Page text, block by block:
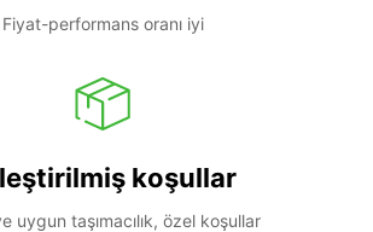
Fiyat-performans oranı iyi
koşullar
uygun taşımacılık, özel koşullar